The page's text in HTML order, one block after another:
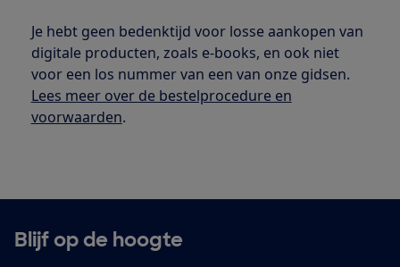
Je hebt geen bedenktijd voor losse aankopen van
digitale producten, zoals e-books, en ook niet
voor een los nummer van een van onze gidsen.
Lees meer over de bestelprocedure en
voorwaarden.
Blijf op de hoogte